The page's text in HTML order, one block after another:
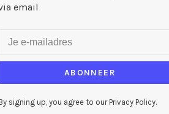
email
ABONNEER
signing up, you agree to our Privacy Policy.